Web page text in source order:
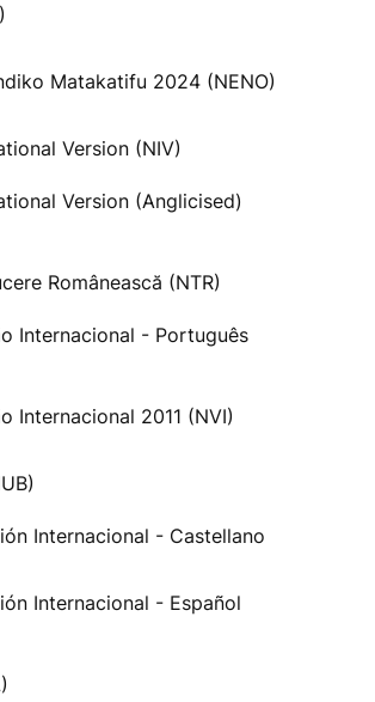
Matakatifu 2024 (NENO)
Version (NIV)
Version (Anglicised)
Românească (NTR)
Internacional - Português
Internacional 2011 (NVI)
Internacional - Castellano
Internacional - Español